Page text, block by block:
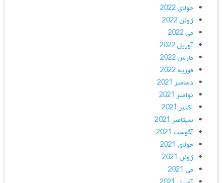
جولای 2022
ژوئن 2022
می 2022
آوریل 2022
مارس 2022
فوریه 2022
دسامبر 2021
نوامبر 2021
اکتبر 2021
سپتامبر 2021
آگوست 2021
جولای 2021
ژوئن 2021
می 2021